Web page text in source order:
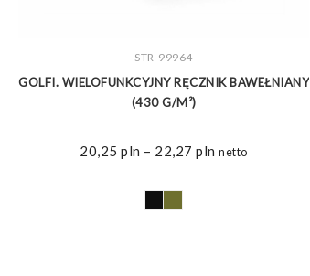
ZOBACZ WIĘCEJ
STR-99964
GOLFI. WIELOFUNKCYJNY RĘCZNIK BAWEŁNIANY
(430 G/M²)
20,25pln – 22,27pln Zakres
netto